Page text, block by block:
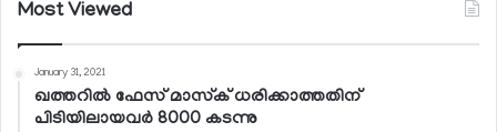
Most Viewed
January 31, 2021
ഖത്തറില്‍ ഫേസ് മാസ്‌ക് ധരിക്കാത്തതിന്
പിടിയിലായവര്‍ 8000 കടന്നു